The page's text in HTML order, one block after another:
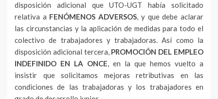
disposición adicional que UTO-UGT había solicitado
relativa a FENÓMENOS ADVERSOS, y que debe aclarar
las circunstancias y la aplicación de medidas para todo el
colectivo de trabajadores y trabajadoras. Así como la
disposición adicional tercera, PROMOCIÓN DEL EMPLEO
INDEFINIDO EN LA ONCE, en la que hemos vuelto a
insistir que solicitamos mejoras retributivas en las
condiciones de las trabajadoras y los trabajadores en